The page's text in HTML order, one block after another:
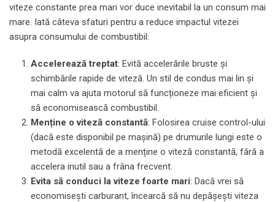
viteze constante prea mari vor duce inevitabil la un consum mai
mare. Iată câteva sfaturi pentru a reduce impactul vitezei
asupra consumului de combustibil:
Accelerează treptat: Evită accelerările bruste și
schimbările rapide de viteză. Un stil de condus mai lin și
mai calm va ajuta motorul să funcționeze mai eficient și
să economisească combustibil.
Menține o viteză constantă: Folosirea cruise control-ului
(dacă este disponibil pe mașină) pe drumurile lungi este o
metodă excelentă de a menține o viteză constantă, fără a
accelera inutil sau a frâna frecvent.
Evita să conduci la viteze foarte mari: Dacă vrei să
economisești carburant, încearcă să nu depășești viteza